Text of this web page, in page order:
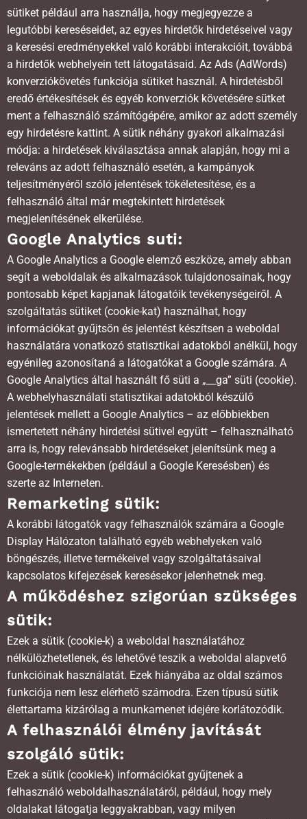
sütiket például arra használja, hogy megjegyezze a
legutóbbi kereséseidet, az egyes hirdetők hirdetéseivel vagy
a keresési eredményekkel való korábbi interakcióit, továbbá
a hirdetők webhelyein tett látogatásaid. Az Ads (AdWords)
konverziókövetés funkciója sütiket használ. A hirdetésből
eredő értékesítések és egyéb konverziók követésére sütket
ment a felhasználó számítógépére, amikor az adott személy
egy hirdetésre kattint. A sütik néhány gyakori alkalmazási
módja: a hirdetések kiválasztása annak alapján, hogy mi a
releváns az adott felhasználó esetén, a kampányok
teljesítményéről szóló jelentések tökéletesítése, és a
felhasználó által már megtekintett hirdetések
megjelenítésének elkerülése.
Google Analytics suti:
A Google Analytics a Google elemző eszköze, amely abban
segít a weboldalak és alkalmazások tulajdonosainak, hogy
pontosabb képet kapjanak látogatóik tevékenységeiről. A
szolgáltatás sütiket (cookie-kat) használhat, hogy
információkat gyűjtsön és jelentést készítsen a weboldal
használatára vonatkozó statisztikai adatokból anélkül, hogy
egyénileg azonosítaná a látogatókat a Google számára. A
Google Analytics által használt fő süti a „__ga” süti (cookie).
A webhelyhasználati statisztikai adatokból készülő
jelentések mellett a Google Analytics – az előbbiekben
ismertetett néhány hirdetési sütivel együtt – felhasználható
arra is, hogy relevánsabb hirdetéseket jelenítsünk meg a
Google-termékekben (például a Google Keresésben) és
szerte az Interneten.
Remarketing sütik:
A korábbi látogatók vagy felhasználók számára a Google
Display Hálózaton található egyéb webhelyeken való
böngészés, illetve termékeivel vagy szolgáltatásaival
kapcsolatos kifejezések keresésekor jelenhetnek meg.
A működéshez szigorúan szükséges
sütik:
Ezek a sütik (cookie-k) a weboldal használatához
nélkülözhetetlenek, és lehetővé teszik a weboldal alapvető
funkcióinak használatát. Ezek hiányába az oldal számos
funkciója nem lesz elérhető számodra. Ezen típusú sütik
élettartama kizárólag a munkamenet idejére korlátozódik.
A felhasználói élmény javítását
szolgáló sütik:
Ezek a sütik (cookie-k) információkat gyűjtenek a
felhasználó weboldalhasználatáról, például, hogy mely
oldalakat látogatja leggyakrabban, vagy milyen